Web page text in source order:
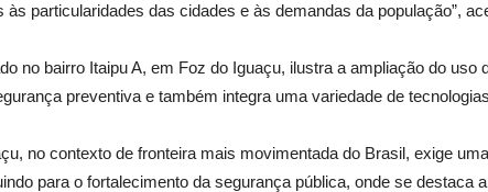
particularidades das cidades e às demandas da população”,
no bairro Itaipu A, em Foz do Iguaçu, ilustra a ampliação do
preventiva e também integra uma variedade de
no contexto de fronteira mais movimentada do Brasil, exige
para o fortalecimento da segurança pública, onde se destaca